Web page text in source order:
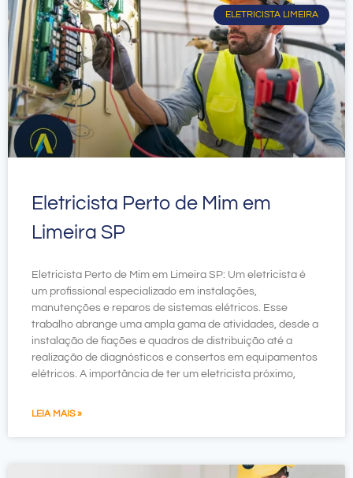
ELETRICISTA LIMEIRA
Eletricista Perto de Mim em
Limeira SP
Eletricista Perto de Mim em Limeira SP: Um eletricista é
um profissional especializado em instalações,
manutenções e reparos de sistemas elétricos. Esse
trabalho abrange uma ampla gama de atividades, desde a
instalação de fiações e quadros de distribuição até a
realização de diagnósticos e consertos em equipamentos
elétricos. A importância de ter um eletricista próximo,
LEIA MAIS »